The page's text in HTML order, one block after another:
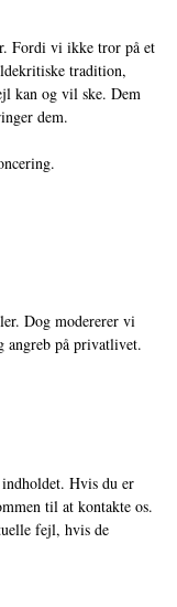
Fordi vi ikke tror på et
tradition,
kan og vil ske. Dem
dem.
Dog modererer vi
angreb på privatlivet.
Hvis du er
til at kontakte os.
fejl, hvis de